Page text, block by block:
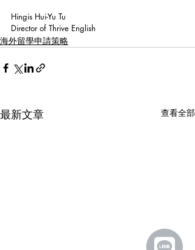
Hingis Hui-Yu Tu
Director of Thrive English
海外留學申請策略
最新文章 查看全部